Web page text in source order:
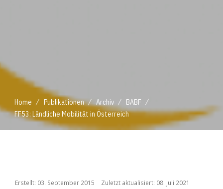
Home / Publikationen / Archiv / BABF /
FF53: Ländliche Mobilität in Österreich
Erstellt: 03. September 2015 Zuletzt aktualisiert: 08. Juli 2021